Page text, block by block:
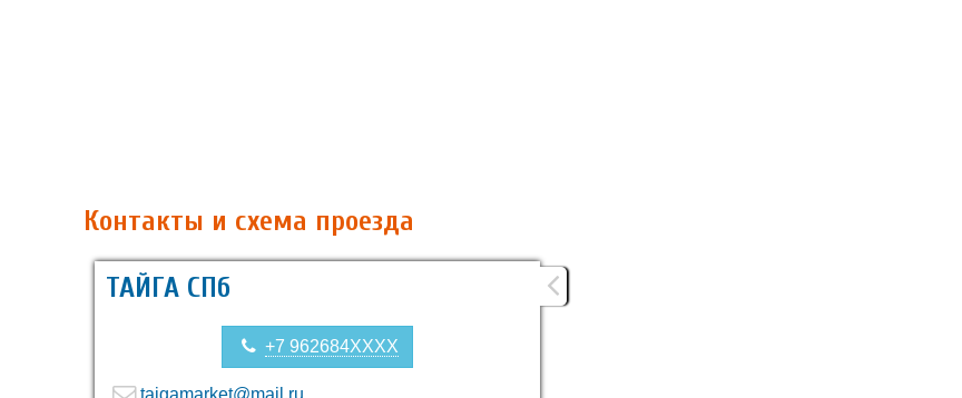
Контакты и схема проезда
ТАЙГА СПб
+7 962684XXXX
taigamarket@mail.ru